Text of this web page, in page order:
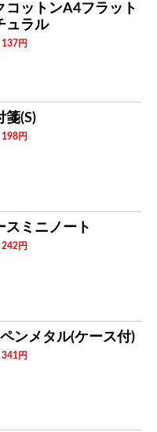
コットンA4フラット
ラル
137円
箋(S)
198円
スミニノート
242円
ンメタル(ケース付)
341 円